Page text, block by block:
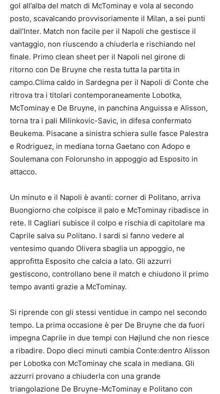
gol all’alba del match di McTominay e vola al secondo
posto, scavalcando provvisoriamente il Milan, a sei punti
dall’Inter. Match non facile per il Napoli che gestisce il
vantaggio, non riuscendo a chiuderla e rischiando nel
finale. Primo clean sheet per il Napoli nel girone di
ritorno con De Bruyne che resta tutta la partita in
campo.Clima caldo in Sardegna per il Napoli di Conte che
ritrova tra i titolari contemporaneamente Lobotka,
McTominay e De Bruyne, in panchina Anguissa e Alisson,
torna tra i pali Milinkovic-Savic, in difesa confermato
Beukema. Pisacane a sinistra schiera sulle fasce Palestra
e Rodriguez, in mediana torna Gaetano con Adopo e
Soulemana con Folorunsho in appoggio ad Esposito in
attacco.
Un minuto e il Napoli è avanti: corner di Politano, arriva
Buongiorno che colpisce il palo e McTominay ribadisce in
rete. Il Cagliari subisce il colpo e rischia di capitolare ma
Caprile salva su Politano. I sardi si fanno vedere al
ventesimo quando Olivera sbaglia un appoggio, ne
approfitta Esposito che calcia a lato. Gli azzurri
gestiscono, controllano bene il match e chiudono il primo
tempo avanti grazie a McTominay.
Si riprende con gli stessi ventidue in campo nel secondo
tempo. La prima occasione è per De Bruyne che da fuori
impegna Caprile in due tempi con Højlund che non riesce
a ribadire. Dopo dieci minuti cambia Conte:dentro Alisson
per Lobotka con McTominay che scala in mediana. Gli
azzurri provano a chiuderla con una grande
triangolazione De Bruyne-McTominay e Politano con